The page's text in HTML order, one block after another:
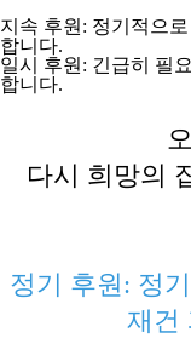
지속 후원: 정기적으
합니다.
일시 후원: 긴급히 필
합니다.
다시 희망의
정기 후원: 정
재건